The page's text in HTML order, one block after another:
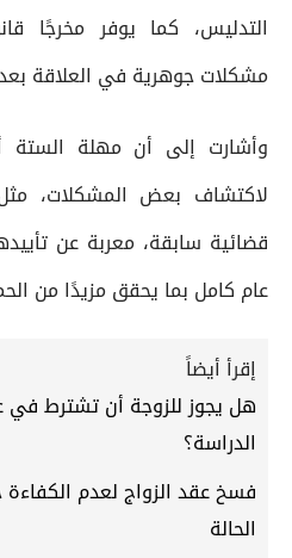
التدليس، كما يوفر مخرجًا
مشكلات جوهرية في العلاقة بعد
وأشارت إلى أن مهلة
لاكتشاف بعض المشكلات،
قضائية سابقة، معربة عن
عام كامل بما يحقق مزيدًا من
إقرأ أيضاً
هل يجوز للزوجة أن تشترط في
الدراسة؟
فسخ عقد الزواج لعدم
الحالة